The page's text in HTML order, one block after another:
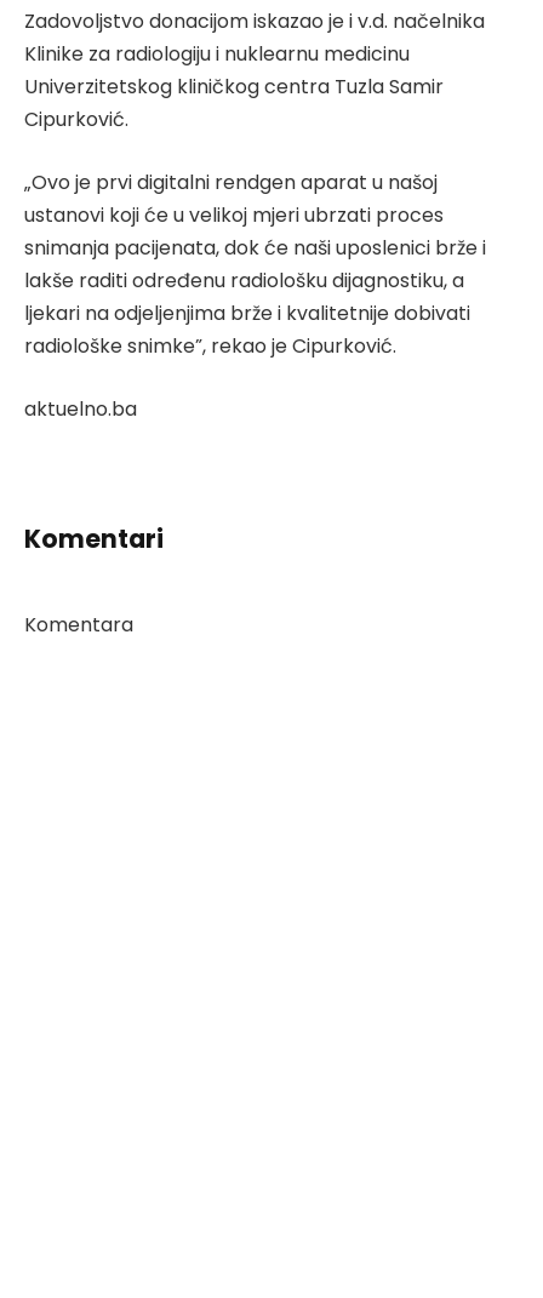
Zadovoljstvo donacijom iskazao je i v.d. načelnika
Klinike za radiologiju i nuklearnu medicinu
Univerzitetskog kliničkog centra Tuzla Samir
Cipurković.
„Ovo je prvi digitalni rendgen aparat u našoj
ustanovi koji će u velikoj mjeri ubrzati proces
snimanja pacijenata, dok će naši uposlenici brže i
lakše raditi određenu radiološku dijagnostiku, a
ljekari na odjeljenjima brže i kvalitetnije dobivati
radiološke snimke”, rekao je Cipurković.
aktuelno.ba
Komentari
Komentara